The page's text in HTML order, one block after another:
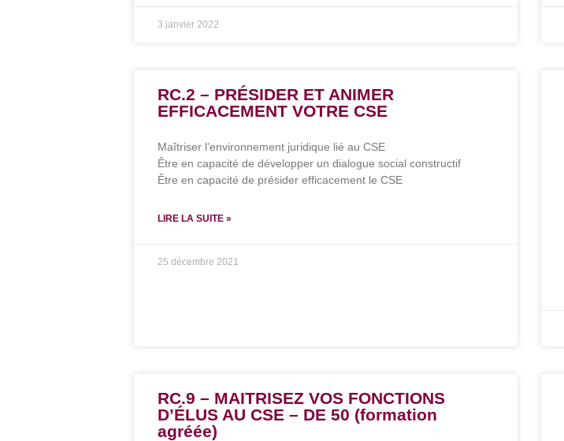
3 janvier 2022
RC.2 – PRÉSIDER ET ANIMER
EFFICACEMENT VOTRE CSE
Maîtriser l’environnement juridique lié au CSE
Être en capacité de développer un dialogue social constructif
Être en capacité de présider efficacement le CSE
LIRE LA SUITE »
25 décembre 2021
RC.9 – MAITRISEZ VOS FONCTIONS
D’ÉLUS AU CSE – DE 50 (formation
agréée)